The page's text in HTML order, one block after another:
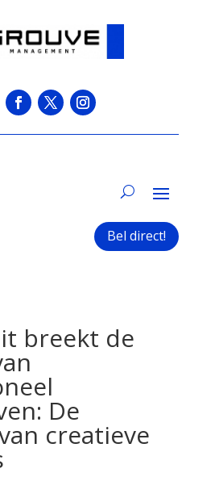
Bel direct!
breekt de
De
creatieve